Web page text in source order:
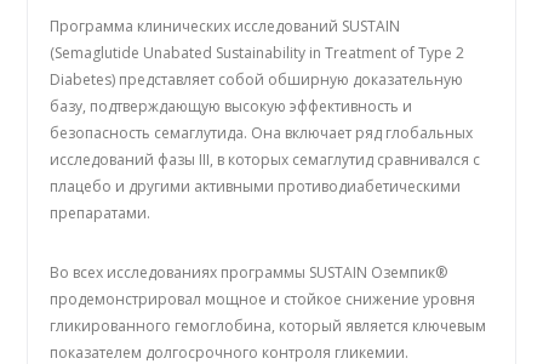
Программа клинических исследований SUSTAIN
(Semaglutide Unabated Sustainability in Treatment of Type 2
Diabetes) представляет собой обширную доказательную
базу, подтверждающую высокую эффективность и
безопасность семаглутида. Она включает ряд глобальных
исследований фазы III, в которых семаглутид сравнивался с
плацебо и другими активными противодиабетическими
препаратами.
Во всех исследованиях программы SUSTAIN Оземпик®
продемонстрировал мощное и стойкое снижение уровня
гликированного гемоглобина, который является ключевым
показателем долгосрочного контроля гликемии.